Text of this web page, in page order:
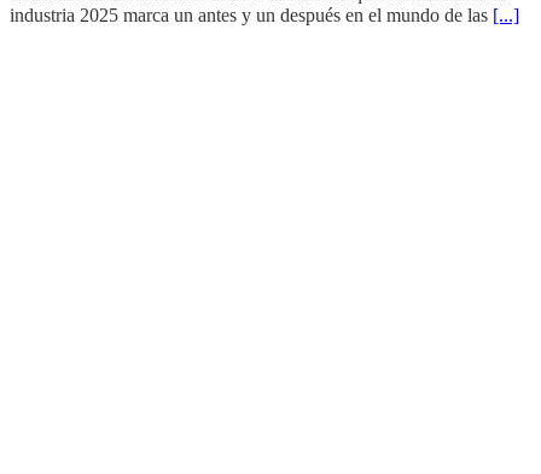
industria 2025 marca un antes y un después en el mundo de las [...]